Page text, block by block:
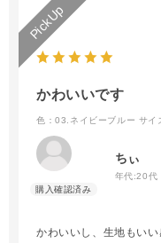
かわいいです
色：03.ネイビーブルー サイ
ちぃ
年代:20代
かわいいし、生地もいい